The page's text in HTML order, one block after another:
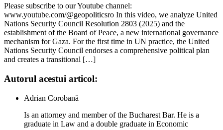
Please subscribe to our Youtube channel:
www.youtube.com/@geopoliticsro In this video, we analyze United
Nations Security Council Resolution 2803 (2025) and the
establishment of the Board of Peace, a new international governance
mechanism for Gaza. For the first time in UN practice, the United
Nations Security Council endorses a comprehensive political plan
and creates a transitional […]
Autorul acestui articol:
Adrian Corobană
Is an attorney and member of the Bucharest Bar. He is a
graduate in Law and a double graduate in Economic